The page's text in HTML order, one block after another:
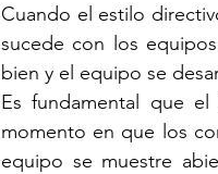
Cuando el estilo
sucede con los
bien y el equipo se
Es fundamental que
momento en que los
equipo se muestre